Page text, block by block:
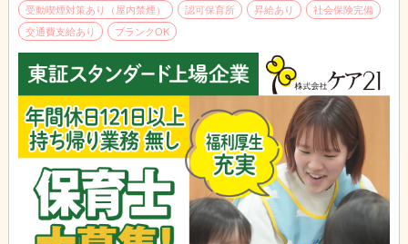
受動喫煙対策あり（屋内禁煙） 認可保育所 昇給あり
社会保険完備
交通費支給あり
ブランクOK